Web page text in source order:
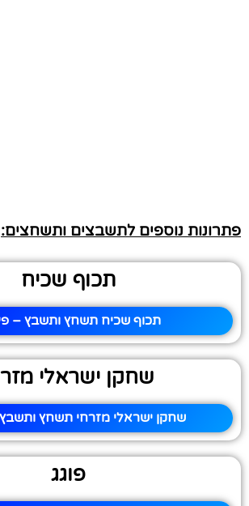
פתרונות נוספים לתשבצים ותשחצים:
תכוף שכיח
תכוף שכיח תשחץ ותשבץ –
שחקן ישראלי
שחקן ישראלי מזרחי תשחץ ותשבץ
פוגג